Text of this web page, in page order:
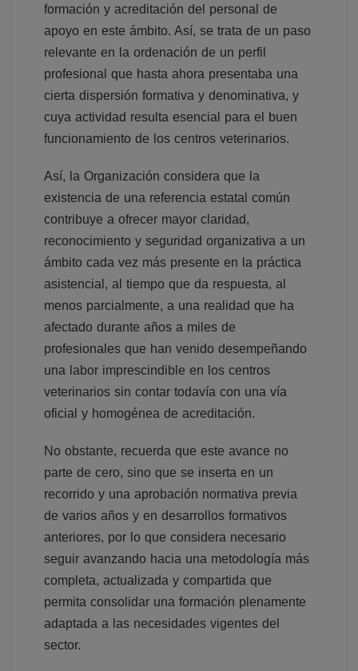
formación y acreditación del personal de
apoyo en este ámbito. Así, se trata de un paso
relevante en la ordenación de un perfil
profesional que hasta ahora presentaba una
cierta dispersión formativa y denominativa, y
cuya actividad resulta esencial para el buen
funcionamiento de los centros veterinarios.
Así, la Organización considera que la
existencia de una referencia estatal común
contribuye a ofrecer mayor claridad,
reconocimiento y seguridad organizativa a un
ámbito cada vez más presente en la práctica
asistencial, al tiempo que da respuesta, al
menos parcialmente, a una realidad que ha
afectado durante años a miles de
profesionales que han venido desempeñando
una labor imprescindible en los centros
veterinarios sin contar todavía con una vía
oficial y homogénea de acreditación.
No obstante, recuerda que este avance no
parte de cero, sino que se inserta en un
recorrido y una aprobación normativa previa
de varios años y en desarrollos formativos
anteriores, por lo que considera necesario
seguir avanzando hacia una metodología más
completa, actualizada y compartida que
permita consolidar una formación plenamente
adaptada a las necesidades vigentes del
sector.